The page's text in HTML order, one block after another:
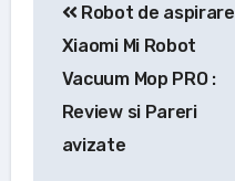
în
articole
Robot de aspirare
Xiaomi Mi Robot
Vacuum Mop PRO :
Review si Pareri
avizate